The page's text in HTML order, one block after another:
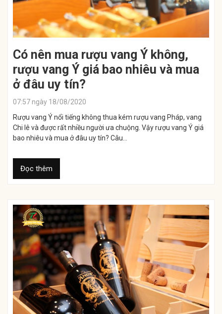
Có nên mua rượu vang Ý không,
rượu vang Ý giá bao nhiêu và mua
ở đâu uy tín?
07:57 ngày 18/08/2020
Rượu vang Ý nổi tiếng không thua kém rượu vang Pháp, vang
Chi lê và được rất nhiều người ưa chuộng. Vậy rượu vang Ý giá
bao nhiêu và mua ở đâu uy tín? Câu...
Đọc thêm